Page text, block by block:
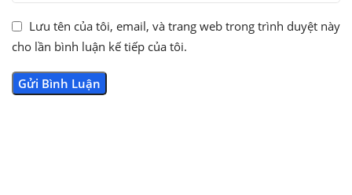
Lưu tên của tôi, email, và trang web trong trình duyệt này
cho lần bình luận kế tiếp của tôi.